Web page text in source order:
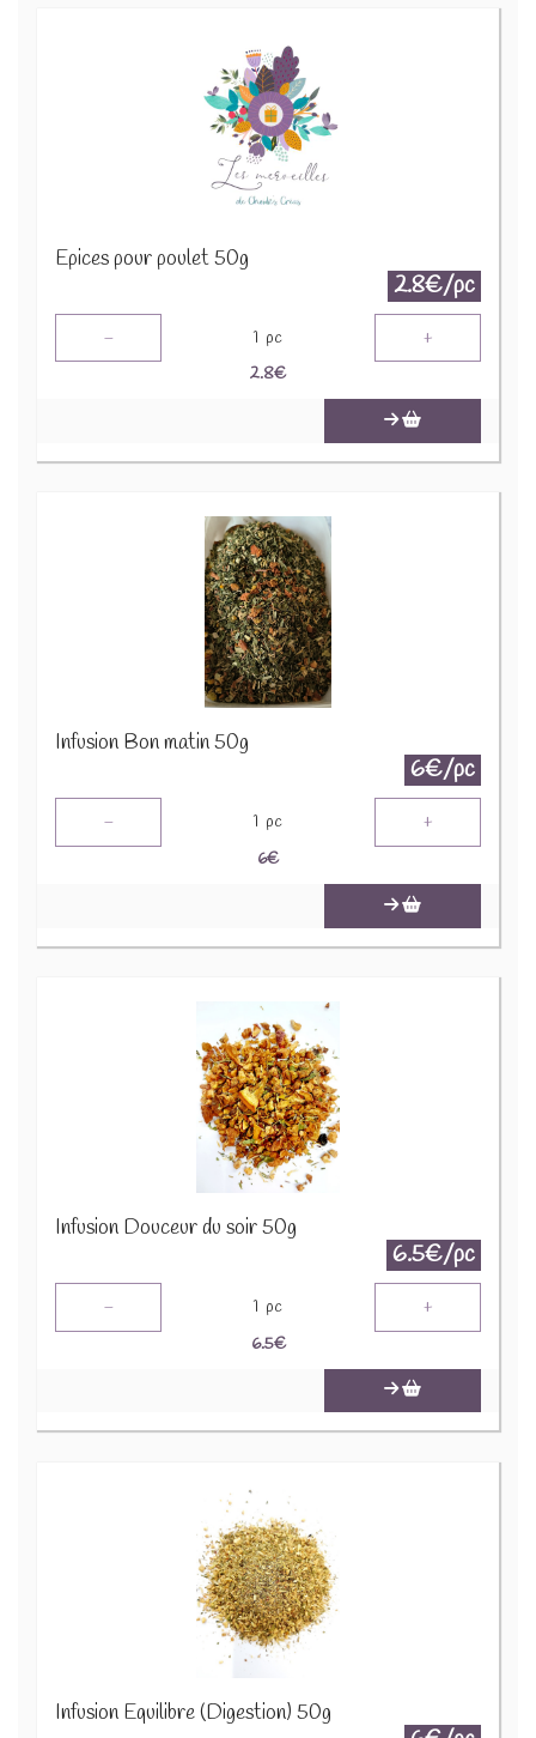
Epices pour poulet 50g
2.8€/pc
- 1 pc +
2.8€
Infusion Bon matin 50g
6€/pc
- 1 pc +
6€
Infusion Douceur du soir 50g
6.5€/pc
- 1 pc +
6.5€
Infusion Equilibre (Digestion) 50g